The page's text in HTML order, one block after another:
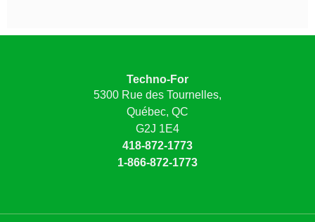
Techno-For
5300 Rue des Tournelles,
Québec, QC
G2J 1E4
418-872-1773
1-866-872-1773